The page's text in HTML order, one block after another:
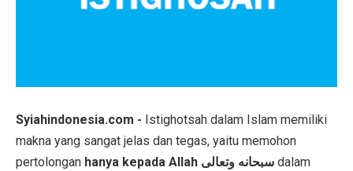
Syiahindonesia.com - Istighotsah dalam Islam memiliki
makna yang sangat jelas dan tegas, yaitu memohon
pertolongan
hanya kepada Allah سبحانه وتعالى dalam